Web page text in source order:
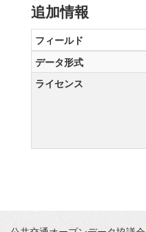
追加情報
フィールド
データ形式
ライセンス